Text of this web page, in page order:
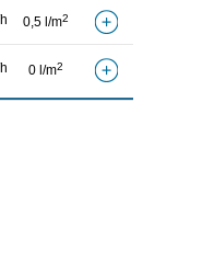
0,5 l/m2
0 l/m2